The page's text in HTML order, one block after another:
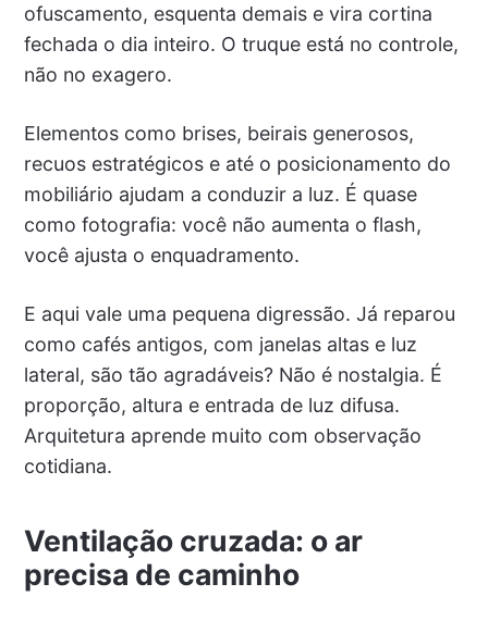
ofuscamento, esquenta demais e vira cortina
fechada o dia inteiro. O truque está no controle,
não no exagero.
Elementos como brises, beirais generosos,
recuos estratégicos e até o posicionamento do
mobiliário ajudam a conduzir a luz. É quase
como fotografia: você não aumenta o flash,
você ajusta o enquadramento.
E aqui vale uma pequena digressão. Já reparou
como cafés antigos, com janelas altas e luz
lateral, são tão agradáveis? Não é nostalgia. É
proporção, altura e entrada de luz difusa.
Arquitetura aprende muito com observação
cotidiana.
Ventilação cruzada: o ar
precisa de caminho